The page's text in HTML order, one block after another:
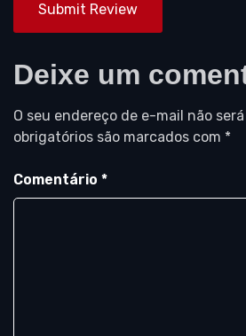
Submit Review
Deixe um
O seu endereço de e-mail não
obrigatórios são marcados com *
Comentário *